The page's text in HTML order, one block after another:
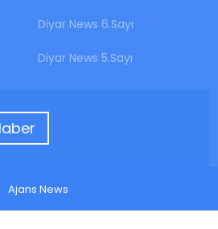
Diyar News 6.Sayı
Diyar News 5.Sayı
Ajans News